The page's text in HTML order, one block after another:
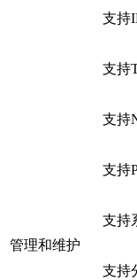
管理和维护
支持
支持
支持
支持
支持
支持